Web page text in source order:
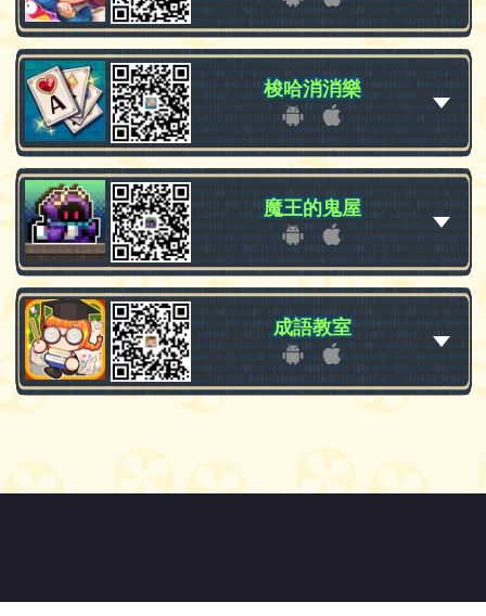
梭哈消消樂
梭哈消消樂
魔王的鬼屋
魔王的鬼屋
成語教室
成語教室